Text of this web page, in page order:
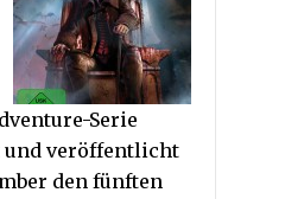
Serie
und veröffentlicht
den fünften